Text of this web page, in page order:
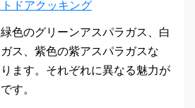
ドアクッキング
色のグリーンアスパラガス、白
ス、紫色の紫アスパラガスな
ます。それぞれに異なる魅力が
す。